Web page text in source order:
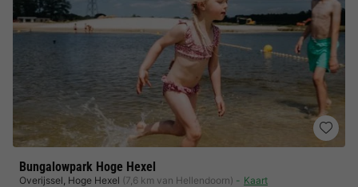
Bungalowpark Hoge Hexel
Overijssel, Hoge Hexel (7,6 km van Hellendoorn) Kaart